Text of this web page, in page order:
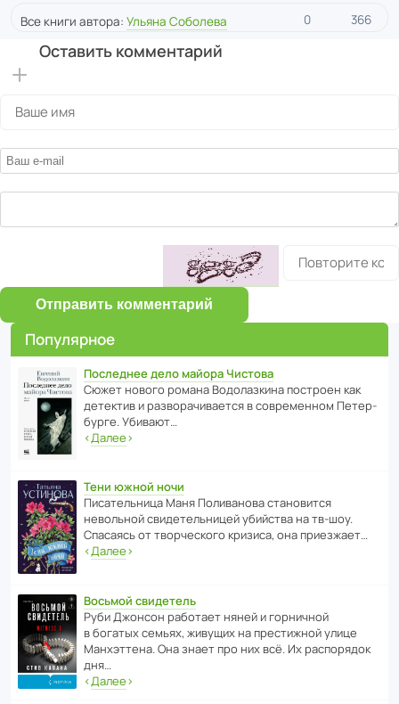
Все книги автора: Ульяна Соболева 0 366
Оставить комментарий
Отправить комментарий
Популярное
Последнее дело майора Чистова
Сюжет нового романа Водо­ла­з­кина пост­роен как
дете­ктив и разво­ра­чи­ва­ется в совре­менном Пете­р­
бурге. Убивают…
‹Далее›
Тени южной ночи
Писа­тель­ница Маня Поли­ва­нова стано­вится
невольной свиде­тель­ницей убийства на тв-шоу.
Спасаясь от твор­че­с­кого кризиса, она приезжает…
‹Далее›
Восьмой свидетель
Руби Джонсон рабо­тает няней и горни­чной
в богатых семьях, живущих на прес­ти­жной улице
Манх­эт­тена. Она знает про них всё. Их распо­рядок
дня…
‹Далее›